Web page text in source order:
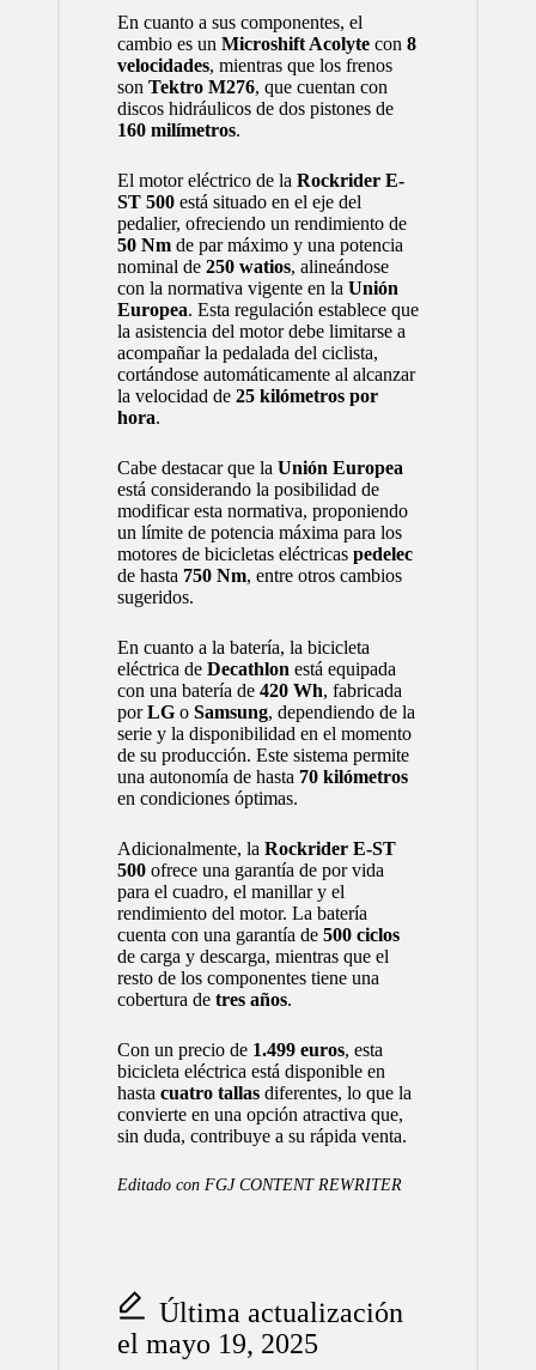
En cuanto a sus componentes, el
cambio es un Microshift Acolytecon 8
velocidades, mientras que los frenos
son Tektro M276, que cuentan con
discos hidráulicos de dos pistones de
160 milímetros.
El motor eléctrico de la Rockrider E-
ST 500está situado en el eje del
pedalier, ofreciendo un rendimiento de
50 Nmde par máximo y una potencia
nominal de 250 watios, alineándose
con la normativa vigente en la Unión
Europea. Esta regulación establece que
la asistencia del motor debe limitarse a
acompañar la pedalada del ciclista,
cortándose automáticamente al alcanzar
la velocidad de 25 kilómetros por
hora.
Cabe destacar que la Unión Europea
está considerando la posibilidad de
modificar esta normativa, proponiendo
un límite de potencia máxima para los
motores de bicicletas eléctricas pedelec
de hasta 750 Nm, entre otros cambios
sugeridos.
En cuanto a la batería, la bicicleta
eléctrica de Decathlon está equipada
con una batería de 420 Wh, fabricada
porLGo Samsung, dependiendo de la
serie y la disponibilidad en el momento
de su producción. Este sistema permite
una autonomía de hasta 70 kilómetros
en condiciones óptimas.
Adicionalmente, la Rockrider E-ST
500ofrece una garantía de por vida
para el cuadro, el manillar y el
rendimiento del motor. La batería
cuenta con una garantía de 500 ciclos
de carga y descarga, mientras que el
resto de los componentes tiene una
cobertura de tres años.
Con un precio de 1.499 euros, esta
bicicleta eléctrica está disponible en
hasta cuatro tallasdiferentes, lo que la
convierte en una opción atractiva que,
sin duda, contribuye a su rápida venta.
Editado con FGJ CONTENT REWRITER
Última actualización
el mayo 19, 2025